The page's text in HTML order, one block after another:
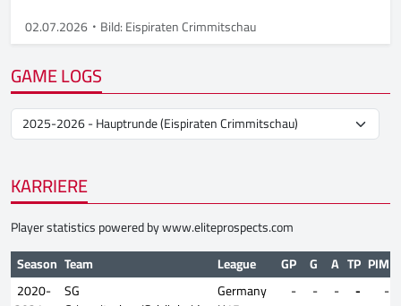
02.07.2026 Bild: Eispiraten Crimmitschau
GAME LOGS
KARRIERE
Player statistics powered bywww.eliteprospects.com
Season Team League GP G A TP PIM
2020- SG
Germany
- - - - -